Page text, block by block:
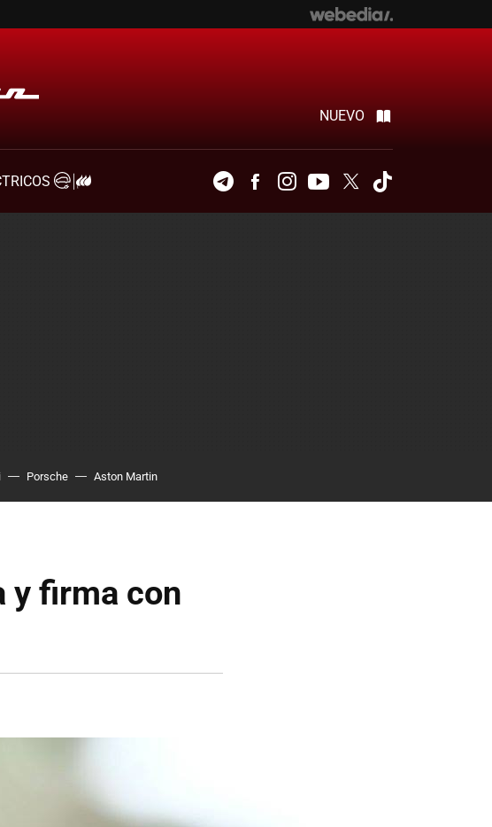
NUEVO
TelegramFacebookInstagramYoutubeTwitter
Porsche Aston Martin
y firma con